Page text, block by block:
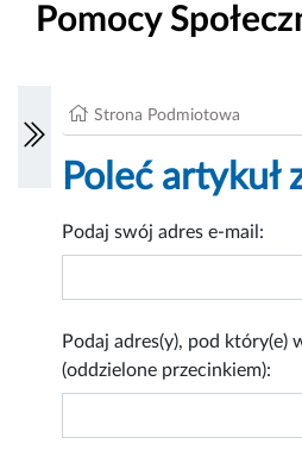
Pomocy
Strona Podmiotowa
Poleć artykuł
Podaj swój adres e-mail:
Podaj adres(y), pod który(e)
(oddzielone przecinkiem):